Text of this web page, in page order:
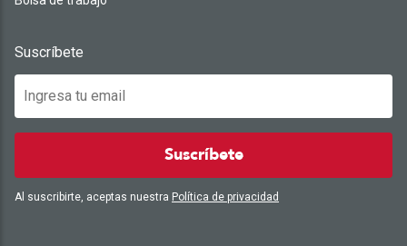
Suscríbete
Suscríbete
Al suscribirte, aceptas nuestra Política de privacidad